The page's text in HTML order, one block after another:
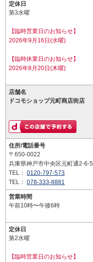
定休日
第3水曜
【臨時営業日のお知らせ】
2026年9月16日(水曜)
【臨時休業日のお知らせ】
2026年8月20日(木曜)
店舗名
ドコモショップ元町商店街店
住所/電話番号
〒650-0022
兵庫県神戸市中央区元町通2-6-5
TEL： 0120-797-573
TEL： 078-333-8881
営業時間
午前10時〜午後6時
定休日
第2水曜
【臨時営業日のお知らせ】